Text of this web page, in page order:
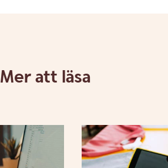
Mer att läsa